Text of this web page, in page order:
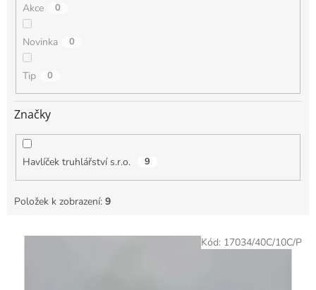
Akce 0
Novinka 0
Tip 0
Značky
Havlíček truhlářství s.r.o. 9
Položek k zobrazení: 9
Kód: 17034/40C/10C/P